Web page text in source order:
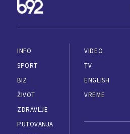
INFO
SPORT
BIZ
ŽIVOT
ZDRAVLJE
PUTOVANJA
VIDEO
TV
ENGLISH
VREME